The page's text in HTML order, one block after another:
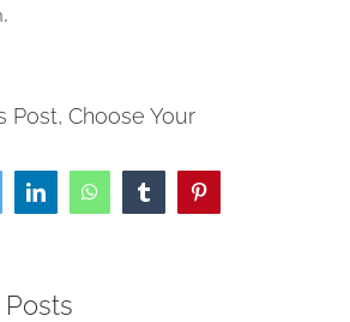
Post, Choose Your
LinkedInWhatsAppTumblr